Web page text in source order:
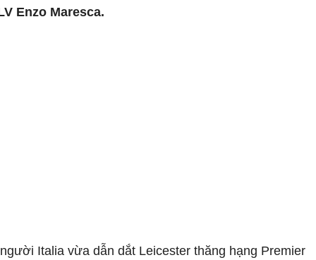
Enzo Maresca.
Italia vừa dẫn dắt Leicester thăng hạng Premier